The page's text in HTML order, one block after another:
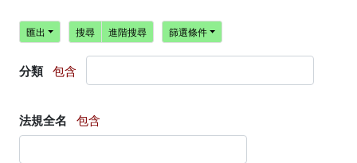
匯出 搜尋 進階搜尋 篩選條件
分類 包含
法規全名 包含